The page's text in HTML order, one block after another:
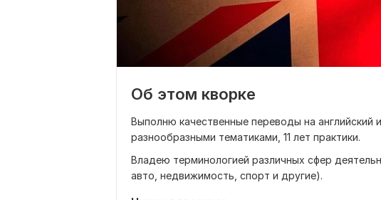
Об этом кворке
Выполню качественные переводы на английский
разнообразными тематиками, 11 лет практики.
Владею терминологией различных сфер
авто, недвижимость, спорт и другие).